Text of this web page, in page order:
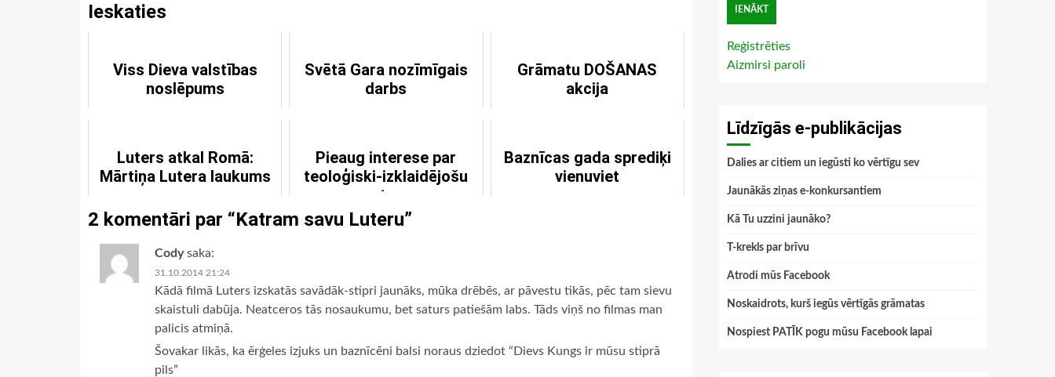
Ieskaties
Viss Dieva valstības
noslēpums
Svētā Gara nozīmīgais
darbs
Grāmatu DOŠANAS
akcija
Luters atkal Romā:
Mārtiņa Lutera laukums
Pieaug interese par
teoloģiski-izklaidējošu
saturu
Baznīcas gada sprediķi
vienuviet
2 komentāri par “Katram savu Luteru”
Cody saka:
31.10.2014 21:24
Kādā filmā Luters izskatās savādāk-stipri jaunāks, mūka drēbēs, ar pāvestu tikās, pēc tam sievu
skaistuli dabūja. Neatceros tās nosaukumu, bet saturs patiešām labs. Tāds viņš no filmas man
palicis atmiņā.
Šovakar likās, ka ērģeles izjuks un baznīcēni balsi noraus dziedot “Dievs Kungs ir mūsu stiprā
pils”
Reģistrēties
Aizmirsi paroli
Līdzīgās e-publikācijas
Dalies ar citiem un iegūsti ko vērtīgu sev
Jaunākās ziņas e-konkursantiem
Kā Tu uzzini jaunāko?
T-krekls par brīvu
Atrodi mūs Facebook
Noskaidrots, kurš iegūs vērtīgās grāmatas
Nospiest PATĪK pogu mūsu Facebook lapai